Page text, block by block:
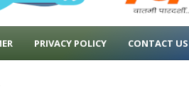
PRIVACY POLICY CONTACT US